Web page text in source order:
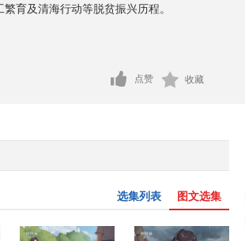
育及清海行动等脱贫振兴历程。
点赞 收藏
图文选集
选集列表